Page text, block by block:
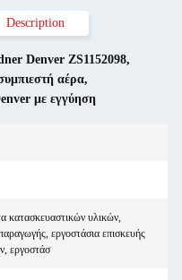
Description
Denver ZS1152098,
αέρα,
με εγγύηση
κατασκευαστικών υλικών,
εργοστάσια επισκευής
εργοστάσ